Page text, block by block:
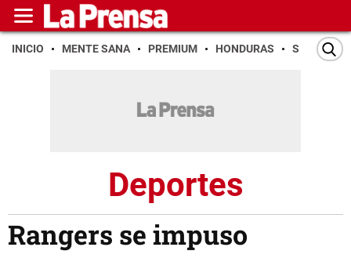
INICIO MENTE SANA PREMIUM HONDURAS SAN PEDRO
Deportes
Rangers se impuso